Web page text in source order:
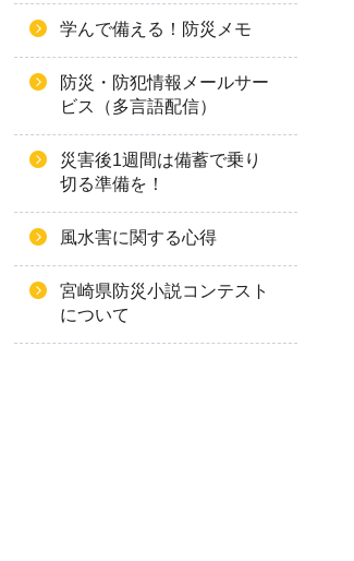
学んで備える！防災メモ
防災・防犯情報メールサー
ビス（多言語配信）
災害後1週間は備蓄で乗り
切る準備を！
風水害に関する心得
宮崎県防災小説コンテスト
について